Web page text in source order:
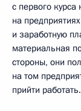
с первого
на
и заработную
материальная
стороны, они
на том
прийти работать.